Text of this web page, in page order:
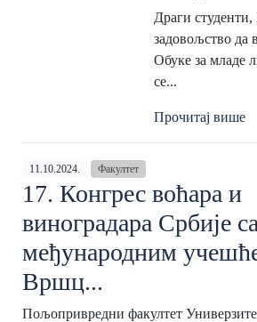
Драги
задовољство да
Обуке за младе
се...
Прочитај више
11.10.2024. Факултет
17. Конгрес воћара и
виноградара Србије са
међународним
Вршц...
Пољопривредни факултет